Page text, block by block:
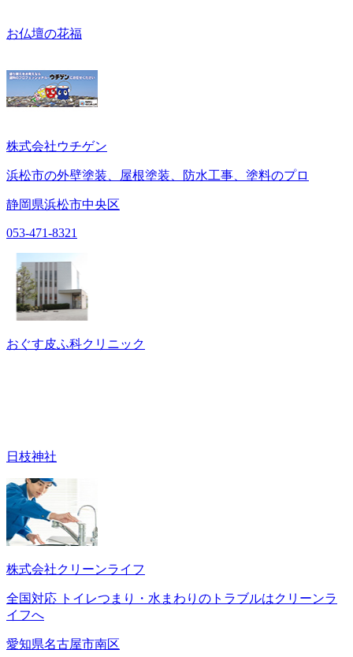
お仏壇の花福
株式会社ウチゲン
浜松市の外壁塗装、屋根塗装、防水工事、塗料のプロ
静岡県浜松市中央区
053-471-8321
おぐす皮ふ科クリニック
日枝神社
株式会社クリーンライフ
全国対応 トイレつまり・水まわりのトラブルはクリーンラ
イフへ
愛知県名古屋市南区